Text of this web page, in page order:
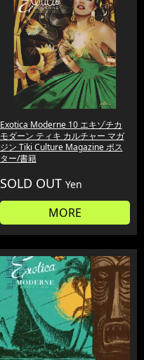
Exotica Moderne 10 エキゾチカ
モダーン ティキ カルチャー マガ
ジン Tiki Culture Magazine ポス
ター/書籍
SOLD OUT Yen
MORE